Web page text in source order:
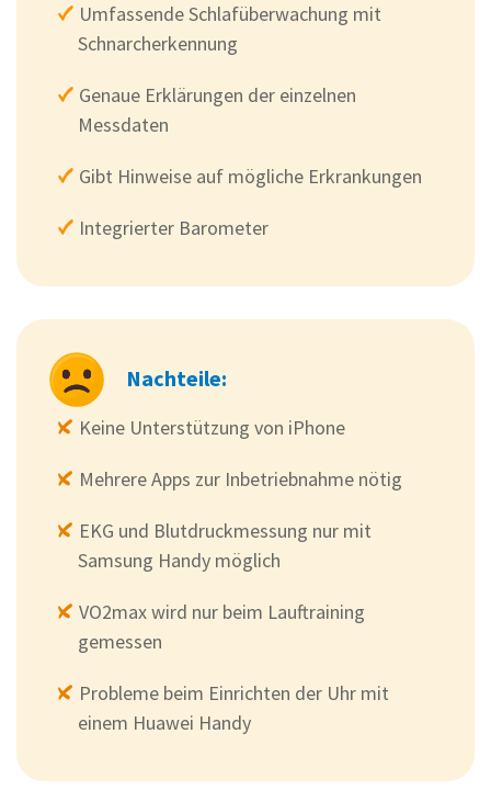
Umfassende Schlafüberwachung mit
Schnarcherkennung
Genaue Erklärungen der einzelnen
Messdaten
Gibt Hinweise auf mögliche Erkrankungen
Integrierter Barometer
Nachteile:
Keine Unterstützung von iPhone
Mehrere Apps zur Inbetriebnahme nötig
EKG und Blutdruckmessung nur mit
Samsung Handy möglich
VO2max wird nur beim Lauftraining
gemessen
Probleme beim Einrichten der Uhr mit
einem Huawei Handy